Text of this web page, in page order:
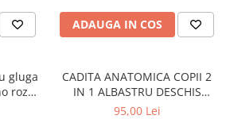
si accesorii ADAUGA IN COS
gluga
roz
CADITA ANATOMICA COPII 2
IN 1 ALBASTRU DESCHIS
TEGABABY TG-011-101
95,00 Lei